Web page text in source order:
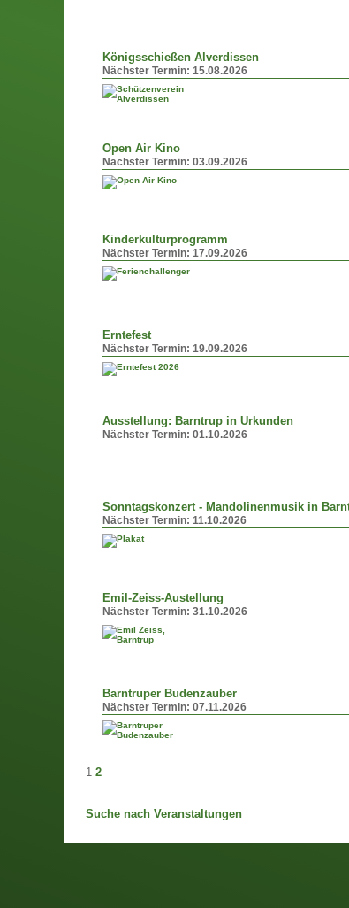
Königsschießen Alverdissen
Nächster Termin: 15.08.2026
Open Air Kino
Nächster Termin: 03.09.2026
Kinderkulturprogramm
Nächster Termin: 17.09.2026
Erntefest
Nächster Termin: 19.09.2026
Ausstellung: Barntrup in Urkunden
Nächster Termin: 01.10.2026
Sonntagskonzert - Mandolinenmusik in
Nächster Termin: 11.10.2026
Emil-Zeiss-Austellung
Nächster Termin: 31.10.2026
Barntruper Budenzauber
Nächster Termin: 07.11.2026
1 2
Suche nach Veranstaltungen